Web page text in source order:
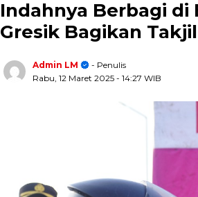
Indahnya Berbagi di
Gresik Bagikan
Admin LM
- Penulis
Rabu, 12 Maret 2025 - 14:27 WIB